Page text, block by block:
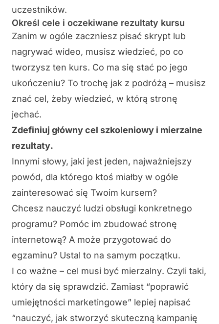
uczestników.
Określ cele i oczekiwane rezultaty kursu
Zanim w ogóle zaczniesz pisać skrypt lub
nagrywać wideo, musisz wiedzieć, po co
tworzysz ten kurs. Co ma się stać po jego
ukończeniu? To trochę jak z podróżą – musisz
znać cel, żeby wiedzieć, w którą stronę
jechać.
Zdefiniuj główny cel szkoleniowy i mierzalne
rezultaty.
Innymi słowy, jaki jest jeden, najważniejszy
powód, dla którego ktoś miałby w ogóle
zainteresować się Twoim kursem?
Chcesz nauczyć ludzi obsługi konkretnego
programu? Pomóc im zbudować stronę
internetową? A może przygotować do
egzaminu? Ustal to na samym początku.
I co ważne – cel musi być mierzalny. Czyli taki,
który da się sprawdzić. Zamiast “poprawić
umiejętności marketingowe” lepiej napisać
“nauczyć, jak stworzyć skuteczną kampanię